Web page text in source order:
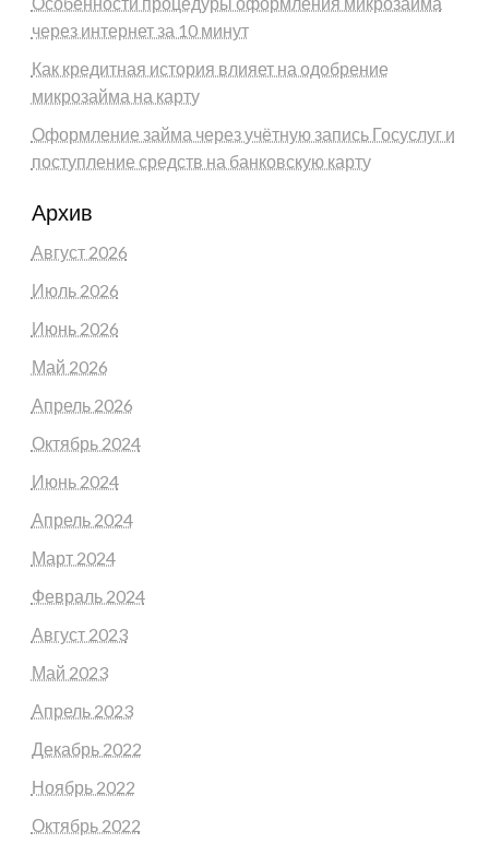
через интернет за 10 минут
Как кредитная история влияет на одобрение
микрозайма на карту
Оформление займа через учётную запись Госуслуг и
поступление средств на банковскую карту
Архив
Август 2026
Июль 2026
Июнь 2026
Май 2026
Апрель 2026
Октябрь 2024
Июнь 2024
Апрель 2024
Март 2024
Февраль 2024
Август 2023
Май 2023
Апрель 2023
Декабрь 2022
Ноябрь 2022
Октябрь 2022